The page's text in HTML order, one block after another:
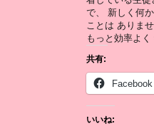
で、 新しく何
ことは ありま
もっと効率よく
共有:
Facebook
いいね: